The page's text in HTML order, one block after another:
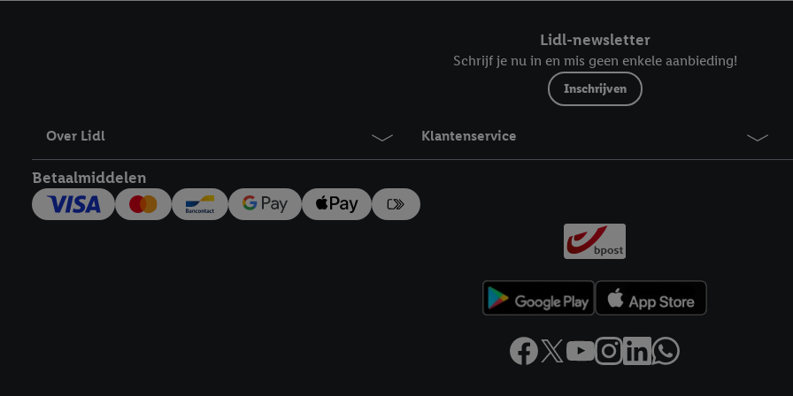
Lidl-newsletter
Schrijf je nu in en mis geen enkele aanbieding!
Inschrijven
Over Lidl Klantenservice
Betaalmiddelen